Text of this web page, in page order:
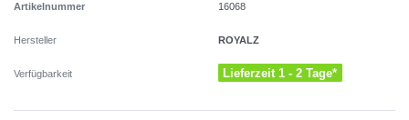
Artikelnummer 16068
Hersteller ROYALZ
Verfügbarkeit Lieferzeit 1 - 2 Tage*